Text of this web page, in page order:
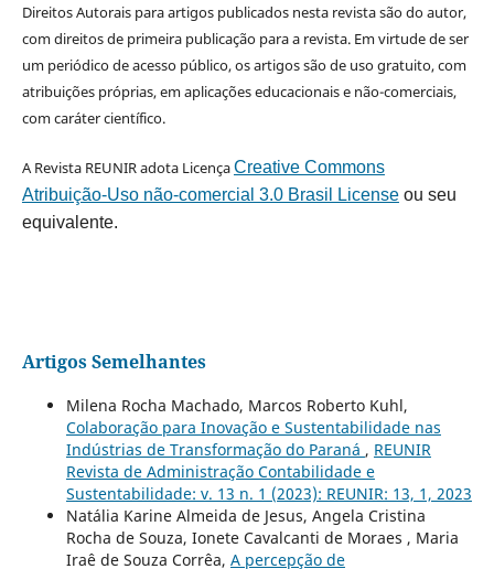
Direitos Autorais para artigos publicados nesta revista são do autor,
com direitos de primeira publicação para a revista. Em virtude de ser
um periódico de acesso público, os artigos são de uso gratuito, com
atribuições próprias, em aplicações educacionais e não-comerciais,
com caráter científico.
A Revista REUNIR adota LicençaCreative Commons
Atribuição-Uso não-comercial 3.0 Brasil Licenseou seu
equivalente.
Artigos Semelhantes
Milena Rocha Machado, Marcos Roberto Kuhl,
Colaboração para Inovação e Sustentabilidade nas
Indústrias de Transformação do Paraná , REUNIR
Revista de Administração Contabilidade e
Sustentabilidade: v. 13 n. 1 (2023): REUNIR: 13, 1, 2023
Natália Karine Almeida de Jesus, Angela Cristina
Rocha de Souza, Ionete Cavalcanti de Moraes , Maria
Iraê de Souza Corrêa, A percepção de